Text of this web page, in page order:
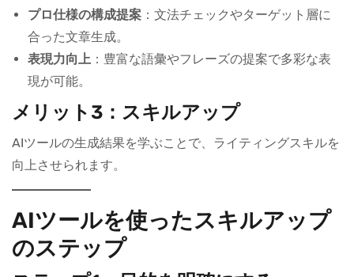
プロ仕様の構成提案 ：文法チェックやターゲット層に
合った文章生成。
表現力向上 ：豊富な語彙やフレーズの提案で多彩な表
現が可能。
メリット3：スキルアップ
AIツールの生成結果を学ぶことで、ライティングスキルを
向上させられます。
AIツールを使ったスキルアップ
のステップ